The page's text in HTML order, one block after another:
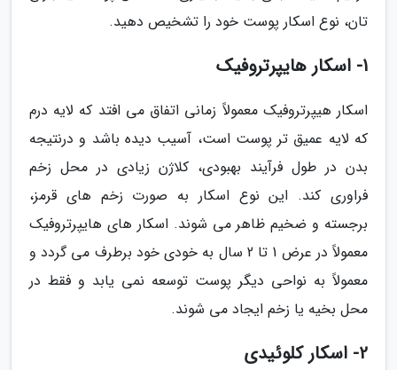
تان، نوع اسکار پوست خود را تشخیص دهید.
1- اسکار هایپرتروفیک
اسکار هیپرتروفیک معمولاً زمانی اتفاق می افتد که لایه درم
که لایه عمیق تر پوست است، آسیب دیده باشد و درنتیجه
بدن در طول فرآیند بهبودی، کلاژن زیادی در محل زخم
فراوری کند. این نوع اسکار به صورت زخم های قرمز،
برجسته و ضخیم ظاهر می شوند. اسکار های هایپرتروفیک
معمولاً در عرض 1 تا 2 سال به خودی خود برطرف می گردد و
معمولاً به نواحی دیگر پوست توسعه نمی یابد و فقط در
محل بخیه یا زخم ایجاد می شوند.
2- اسکار کلوئیدی